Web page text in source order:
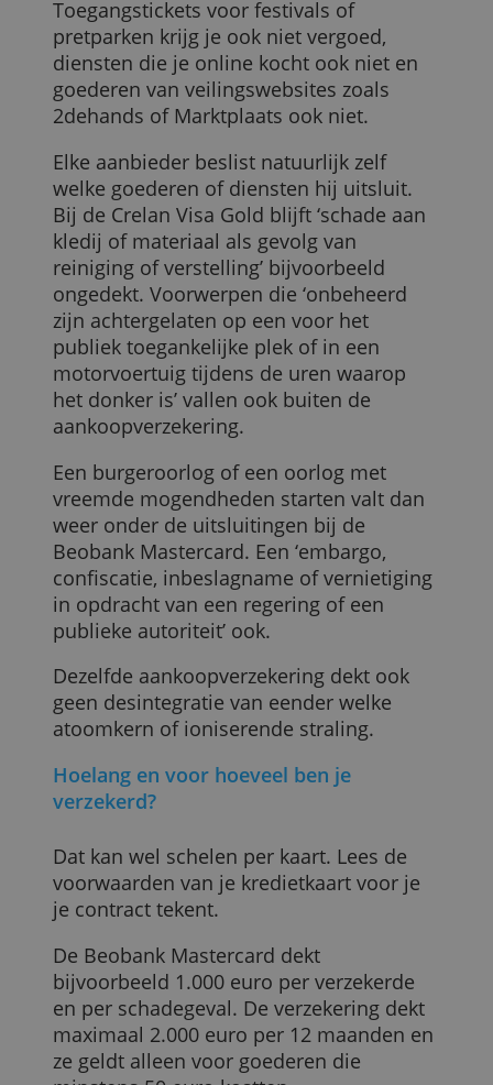
Juwelen, bont en levende dieren zijn
uitgesloten van de verzekering, net als
voedsel of drank, contanten, deviezen,
reischeques, vervoerbewijzen of
waardepapieren, nieuwe of gebruikte
motorvoertuigen en goederen die voor
verkoop worden gekocht.
Toegangstickets voor festivals of
pretparken krijg je ook niet vergoed,
diensten die je online kocht ook niet en
goederen van veilingswebsites zoals
2dehands of Marktplaats ook niet.
Elke aanbieder beslist natuurlijk zelf
welke goederen of diensten hij uitsluit.
Bij de Crelan Visa Gold blijft ‘schade aan
kledij of materiaal als gevolg van
reiniging of verstelling’ bijvoorbeeld
ongedekt. Voorwerpen die ‘onbeheerd
zijn achtergelaten op een voor het
motorvoertuig tijdens de uren waarop
het donker is’ vallen ook buiten de
aankoopverzekering.
Een burgeroorlog of een oorlog met
weer onder de uitsluitingen bij de
Beobank Mastercard. Een ‘embargo,
confiscatie, inbeslagname of vernietiging
in opdracht van een regering of een
publieke autoriteit’ ook.
Dezelfde aankoopverzekering dekt ook
geen desintegratie van eender welke